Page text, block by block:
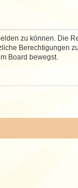
zu können. Die
Berechtigungen
Board bewegst.